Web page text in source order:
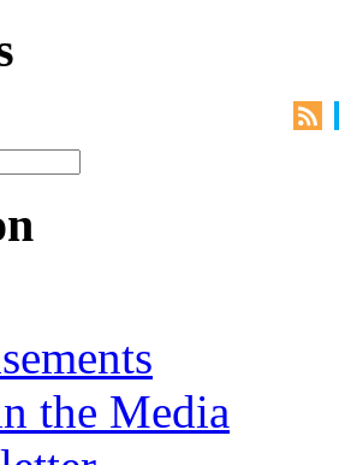
the Media